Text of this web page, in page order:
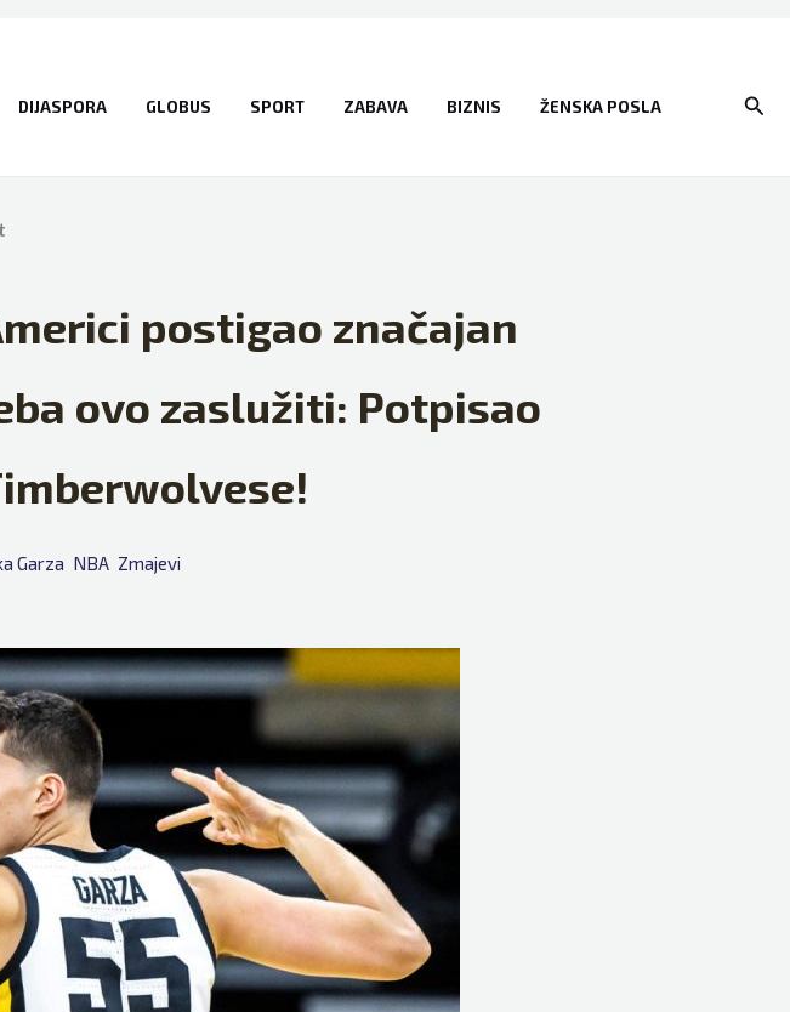
DIJASPORA GLOBUS SPORT ZABAVA BIZNIS ŽENSKA POSLA
postigao značajan
ovo zaslužiti: Potpisao
Garza NBA Zmajevi